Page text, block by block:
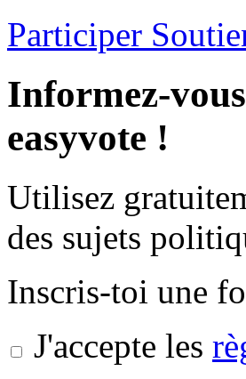
Participer
Informez-
easyvote !
Utilisez
des sujets
Inscris-toi une
J'accepte les